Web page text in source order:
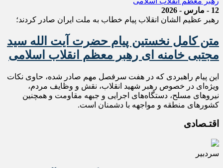
12 - مارس - 2026
رهبر عظیم الشان انقلاب پیام خطاب به ملت ایران صادر کردند؛
متن کامل نخستین پیام حضرت آیت الله سید
مجتبی خامنه ای رهبر معظم انقلاب اسلامی
این پیام راهبردی که در هفت سرفصل مهم صادر شده، حاوی نکات
ویژه‌ای در خصوص رهبر شهید انقلاب، نقش و وظایف مردم،
نیروهای مسلح، دستگاه‌های اجرایی و جبهه مقاومت و همچنین
کشورهای منطقه و مواجهه با دشمنان است.
اقتـصادی
سردبیر